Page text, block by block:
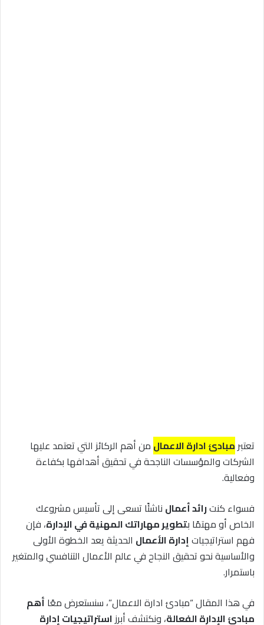
تعتبرمبادئ ادارة الاعمال من أهم الركائز التي تعتمد عليها
الشركات والمؤسسات الناجحة في تحقيق أهدافها بكفاءة
وفعالية.
فسواء كنترائد أعمال ناشئًا تسعى إلى تأسيس مشروعك
الخاص أو مهتمًا بتطوير مهاراتك المهنية في الإدارة، فإن
فهم استراتيجياتإدارة الأعمال الحديثة يعد الخطوة الأولى
والأساسية نحو تحقيق النجاح في عالم الأعمال التنافسي والمتغير
باستمرار.
في هذا المقال “مبادئ ادارة الاعمال”، سنستعرض معًا أهم
مبادئ الإدارة الفعالة، ونكتشف أبرزاستراتيجيات إدارة